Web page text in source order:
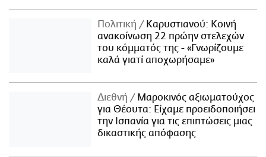
Πολιτική
Καρυστιανού: Κοινή
ανακοίνωση 22 πρώην στελεχών
του κόμματός της - «Γνωρίζουμε
καλά γιατί αποχωρήσαμε»
Διεθνή
Μαροκινός αξιωματούχος
για Θέουτα: Είχαμε προειδοποιήσει
την Ισπανία για τις επιπτώσεις μιας
δικαστικής απόφασης